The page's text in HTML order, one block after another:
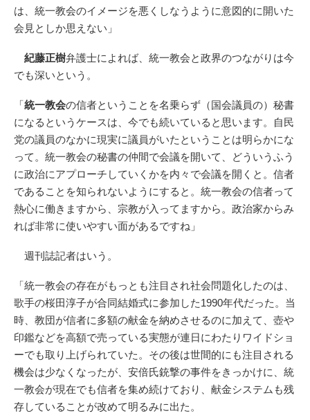
は、統一教会のイメージを悪くしなうように意図的に開いた
会見としか思えない」
紀藤正樹弁護士によれば、統一教会と政界のつながりは今
でも深いという。
「統一教会の信者ということを名乗らず（国会議員の）秘書
になるというケースは、今でも続いていると思います。自民
党の議員のなかに現実に議員がいたということは明らかにな
って。統一教会の秘書の仲間で会議を開いて、どういうふう
に政治にアプローチしていくかを内々で会議を開くと。信者
であることを知られないようにすると。統一教会の信者って
熱心に働きますから、宗教が入ってますから。政治家からみ
れば非常に使いやすい面があるですね」
週刊誌記者はいう。
「統一教会の存在がもっとも注目され社会問題化したのは、
歌手の桜田淳子が合同結婚式に参加した1990年代だった。当
時、教団が信者に多額の献金を納めさせるのに加えて、壺や
印鑑などを高額で売っている実態が連日にわたりワイドショ
ーでも取り上げられていた。その後は世間的にも注目される
機会は少なくなったが、安倍氏銃撃の事件をきっかけに、統
一教会が現在でも信者を集め続けており、献金システムも残
存していることが改めて明るみに出た。